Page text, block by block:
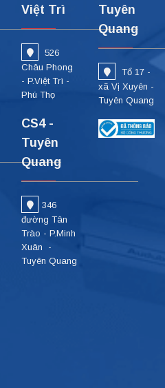
Việt Trì
526
Châu Phong
- P.Việt Trì -
Phú Thọ
CS4 -
Tuyên
Quang
346
đường Tân
Trào - P.Minh
Xuân -
Tuyên Quang
Tuyên
Quang
Tổ 17 -
xã Vị Xuyên -
Tuyên Quang